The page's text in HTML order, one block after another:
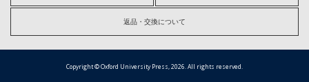
返品・交換について
Copyright © Oxford University Press, 2026. All rights reserved.